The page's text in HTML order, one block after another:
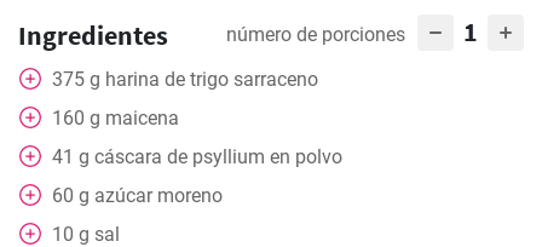
Ingredientes número de porciones 1
375 g harina de trigo sarraceno
160 g maicena
41 g cáscara de psyllium en polvo
60 g azúcar moreno
10 g sal